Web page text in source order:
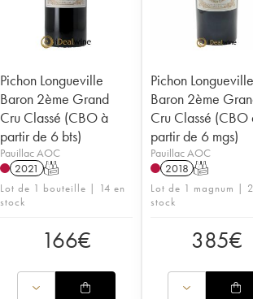
Pichon Longueville
Baron 2ème Grand
Cru Classé (CBO à
partir de 6 bts)
Pauillac AOC
2021 T
Lot de 1 bouteille | 14 en
stock
166€
Pichon Longueville
Baron 2ème
Cru Classé (CBO
partir de 6 mgs)
Pauillac AOC
2018 T
Lot de 1 magnum |
stock
385€